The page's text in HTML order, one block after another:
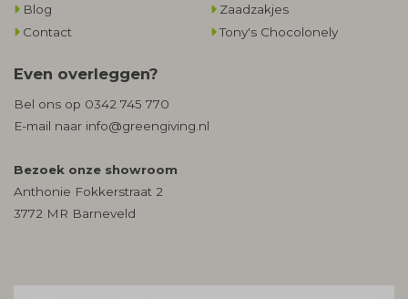
Blog
Contact
Zaadzakjes
Tony's Chocolonely
Even overleggen?
Bel ons op 0342 745 770
E-mail naar info@greengiving.nl
Bezoek onze showroom
Anthonie Fokkerstraat 2
3772 MR Barneveld